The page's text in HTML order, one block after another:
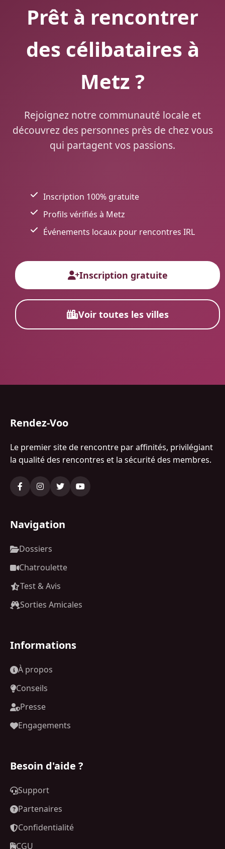
Prêt à rencontrer
des célibataires à
Metz ?
Rejoignez notre communauté locale et
découvrez des personnes près de chez vous
qui partagent vos passions.
Inscription 100% gratuite
Profils vérifiés à Metz
Événements locaux pour rencontres IRL
Inscription gratuite
Voir toutes les villes
Rendez-Voo
Le premier site de rencontre par affinités, privilégiant
la qualité des rencontres et la sécurité des membres.
Navigation
Dossiers
Chatroulette
Test & Avis
Sorties Amicales
Informations
À propos
Conseils
Presse
Engagements
Besoin d'aide ?
Support
Partenaires
Confidentialité
CGU